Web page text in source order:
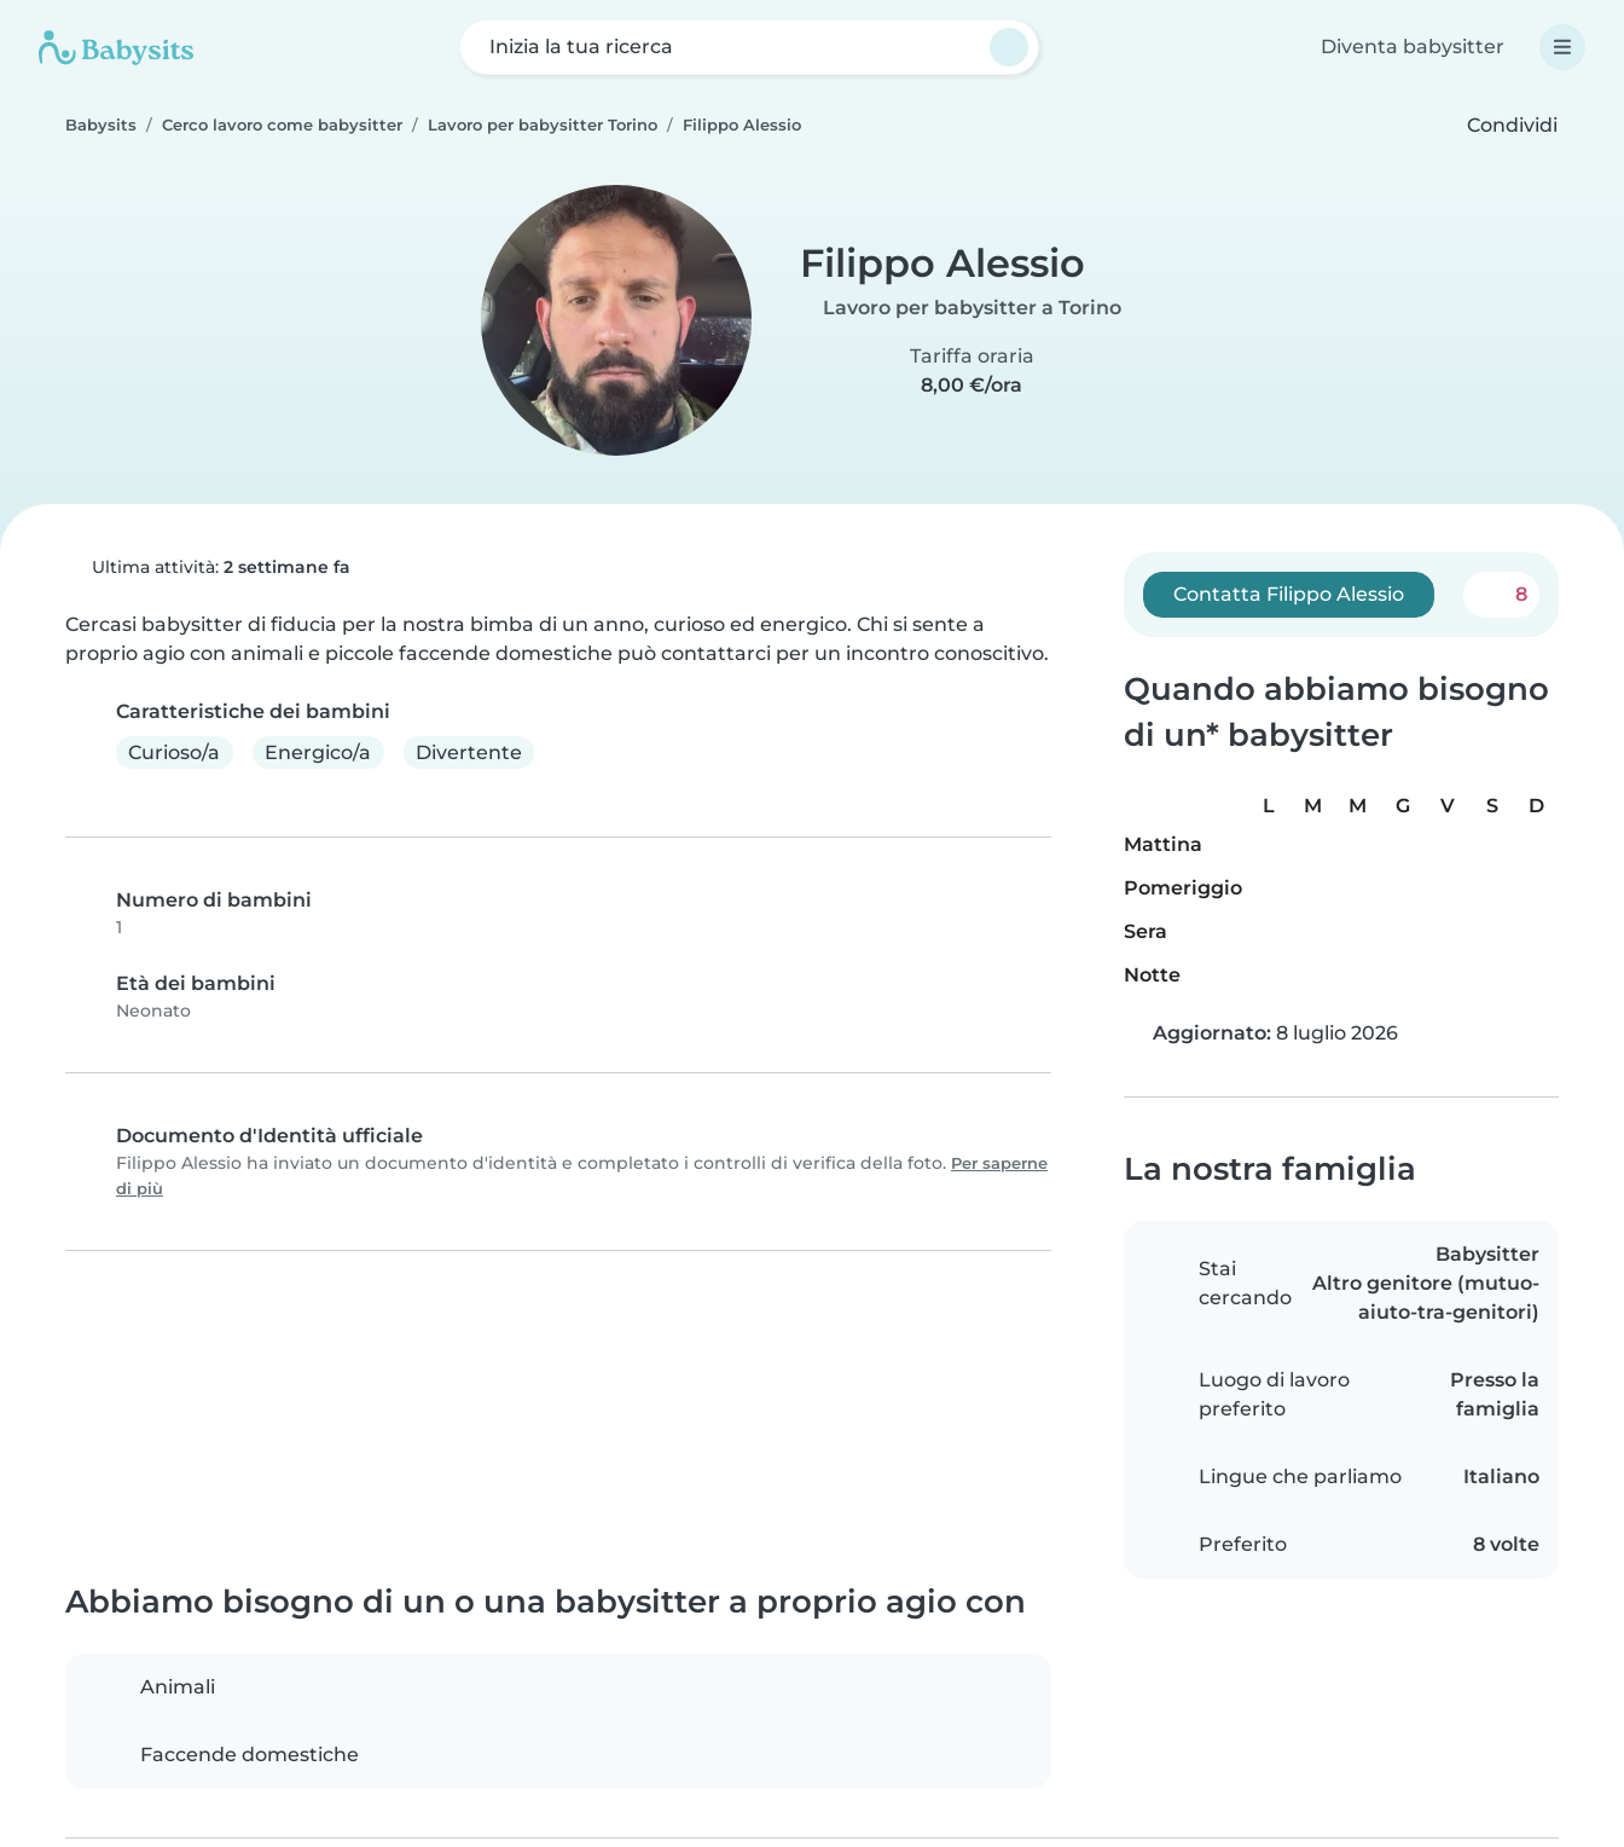
Inizia la tua ricerca Diventa babysitter
Babysits Cerco lavoro come babysitter Lavoro per babysitter Torino Filippo Alessio Condividi
Filippo Alessio
Lavoro per babysitter a Torino
Tariffa oraria
8,00 €/ora
Ultima attività: 2 settimane fa
Cercasi babysitter di fiducia per la nostra bimba di un anno, curioso ed energico. Chi si sente a
proprio agio con animali e piccole faccende domestiche può contattarci per un incontro conoscitivo.
Caratteristiche dei bambini
Curioso/a
Energico/a Divertente
Numero di bambini
1
Età dei bambini
Neonato
Documento d'Identità ufficiale
Filippo Alessio ha inviato un documento d'identità e completato i controlli di verifica della foto. Per saperne
di più
Contatta Filippo Alessio 8
Quando abbiamo bisogno
di un* babysitter
L M M G V S
D
Mattina
Pomeriggio
Sera
Notte
Aggiornato: 8 luglio 2026
La nostra famiglia
Stai
cercando
Babysitter
Altro genitore (mutuo-
aiuto-tra-genitori)
Luogo di lavoro
preferito
Presso la
famiglia
Lingue che parliamo Italiano
Preferito 8 volte
Abbiamo bisogno di un o una babysitter a proprio agio con
Animali
Faccende domestiche